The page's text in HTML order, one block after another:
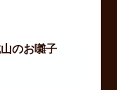
のお囃子